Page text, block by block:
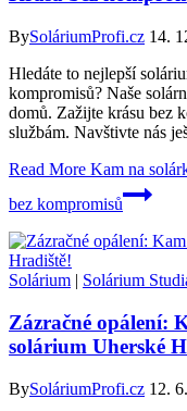
BySoláriumProfi.cz 14.
Hledáte to nejlepší
kompromisů? Naše
domů. Zažijte krásu bez
službám. Navštivte nás
Read More Kam na
bez kompromisů
Solárium | Solárium
Zázračné opálení:
solárium Uherské
BySoláriumProfi.cz 12.